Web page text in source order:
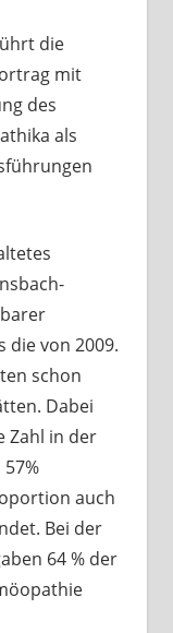
die
mit
des
als
die von 2009.
schon
Dabei
Zahl in der
auch
Bei der
64 % der